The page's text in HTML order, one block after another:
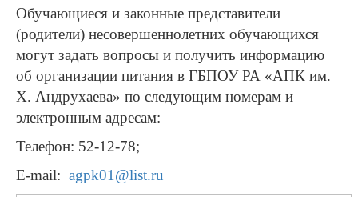
Обучающиеся и законные представители
(родители) несовершеннолетних обучающихся
могут задать вопросы и получить информацию
об организации питания в ГБПОУ РА «АПК им.
Х. Андрухаева» по следующим номерам и
электронным адресам:
Телефон: 52-12-78;
E-mail: agpk01@list.ru